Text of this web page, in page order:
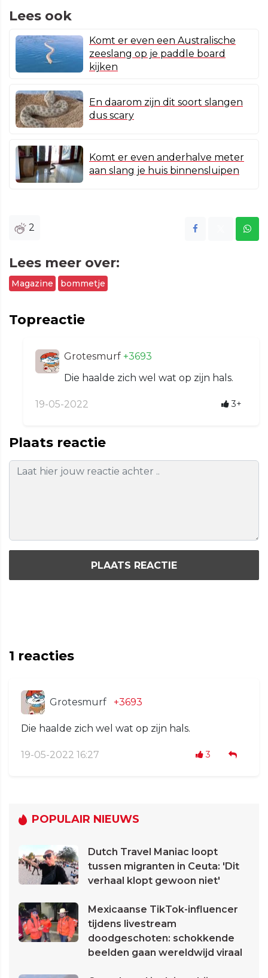
Lees ook
Komt er even een Australische
zeeslang op je paddle board
kijken
En daarom zijn dit soort slangen
dus scary
Komt er even anderhalve meter
aan slang je huis binnensluipen
2
Lees meer over:
Magazine bommetje
Topreactie
Grotesmurf +3693
Die haalde zich wel wat op zijn hals.
19-05-2022 3+
Plaats reactie
PLAATS REACTIE
1 reacties
Grotesmurf +3693
Die haalde zich wel wat op zijn hals.
19-05-2022 16:27 3
POPULAIR NIEUWS
Dutch Travel Maniac loopt
tussen migranten in Ceuta: 'Dit
verhaal klopt gewoon niet'
Mexicaanse TikTok-influencer
tijdens livestream
doodgeschoten: schokkende
beelden gaan wereldwijd viraal